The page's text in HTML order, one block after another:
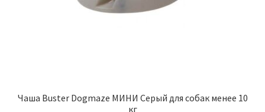
Чаша Buster Dogmaze МИНИ Серый для собак менее 10
кг